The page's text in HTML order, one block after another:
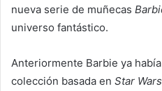
nueva serie de muñecas
universo fantástico.
Anteriormente Barbie ya
colección basada en Star Wars